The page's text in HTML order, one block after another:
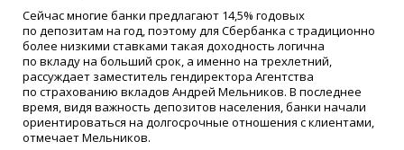
Сейчас многие банки предлагают 14,5% годовых
по депозитам на год, поэтому для Сбербанка с традиционно
более низкими ставками такая доходность логична
по вкладу на больший срок, а именно на трехлетний,
рассуждает заместитель гендиректора Агентства
по страхованию вкладов Андрей Мельников. В последнее
время, видя важность депозитов населения, банки начали
ориентироваться на долгосрочные отношения с клиентами,
отмечает Мельников.